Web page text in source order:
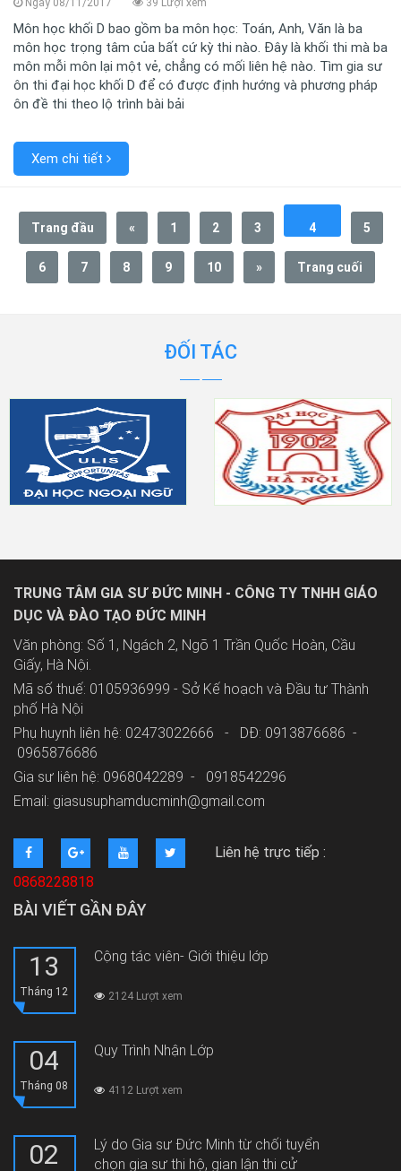
Ngày 08/11/2017 39 Lượi xem
Môn học khối D bao gồm ba môn học: Toán, Anh, Văn là ba
môn học trọng tâm của bất cứ kỳ thi nào. Đây là khối thi mà ba
môn mỗi môn lại một vẻ, chẳng có mối liên hệ nào. Tìm gia sư
ôn thi đại học khối D để có được định hướng và phương pháp
ôn đề thi theo lộ trình bài bải
Xem chi tiết
Trang đầu « 1 2 3 4 5
6 7 8 9 10 » Trang cuối
ĐỐI TÁC
TRUNG TÂM GIA SƯ ĐỨC MINH - CÔNG TY TNHH GIÁO
DỤC VÀ ĐÀO TẠO ĐỨC MINH
Văn phòng: Số 1, Ngách 2, Ngõ 1 Trần Quốc Hoàn, Cầu
Giấy, Hà Nội.
Mã số thuế: 0105936999 - Sở Kế hoạch và Đầu tư Thành
phố Hà Nội
Phụ huynh liên hệ: 02473022666 - DĐ: 0913876686 -
0965876686
Gia sư liên hệ: 0968042289 - 0918542296
Email: giasusuphamducminh@gmail.com
Liên hệ trực tiếp :
0868228818
BÀI VIẾT GẦN ĐÂY
13
Tháng 12
Cộng tác viên- Giới thiệu lớp
2124 Lượt xem
04
Tháng 08
Quy Trình Nhận Lớp
4112 Lượt xem
02
Lý do Gia sư Đức Minh từ chối tuyển
chọn gia sư thi hộ, gian lận thi cử